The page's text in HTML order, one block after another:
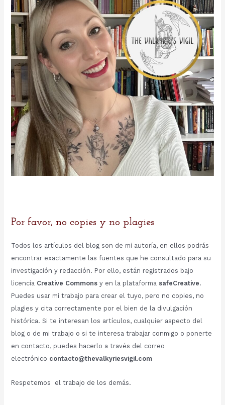
o
r
:
Por favor, no copies y no plagies
Todos los artículos del blog son de mi autoría, en ellos podrás
encontrar exactamente las fuentes que he consultado para su
investigación y redacción. Por ello, están registrados bajo
licencia Creative Commonsy en la plataforma safeCreative.
Puedes usar mi trabajo para crear el tuyo, pero no copies, no
plagies y cita correctamente por el bien de la divulgación
histórica. Si te interesan los artículos, cualquier aspecto del
blog o de mi trabajo o si te interesa trabajar conmigo o ponerte
en contacto, puedes hacerlo a través del correo
electrónico contacto@thevalkyriesvigil.com
Respetemos el trabajo de los demás.